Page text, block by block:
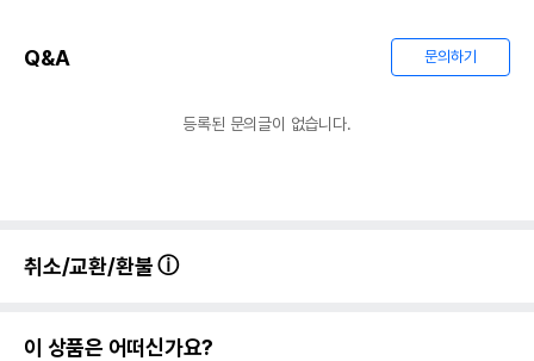
제조자,수입품의 경우
수입자를 함께 표기
어바웃펫//1644-9601
Q&A 문의하기
등록된 문의글이 없습니다.
취소/교환/환불
이 상품은 어떠신가요?